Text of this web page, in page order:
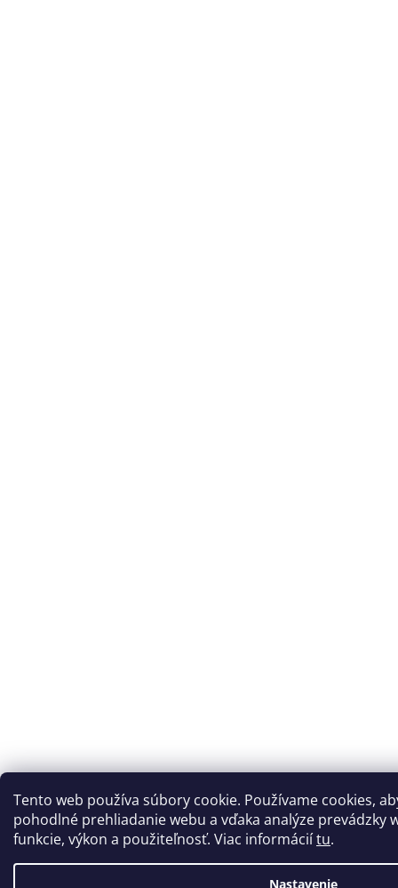
Tento web používa súbory cookie. Používame cookies,
pohodlné prehliadanie webu a vďaka analýze prevádzky
funkcie, výkon a použiteľnosť. Viac informáciítu.
Nastavenie